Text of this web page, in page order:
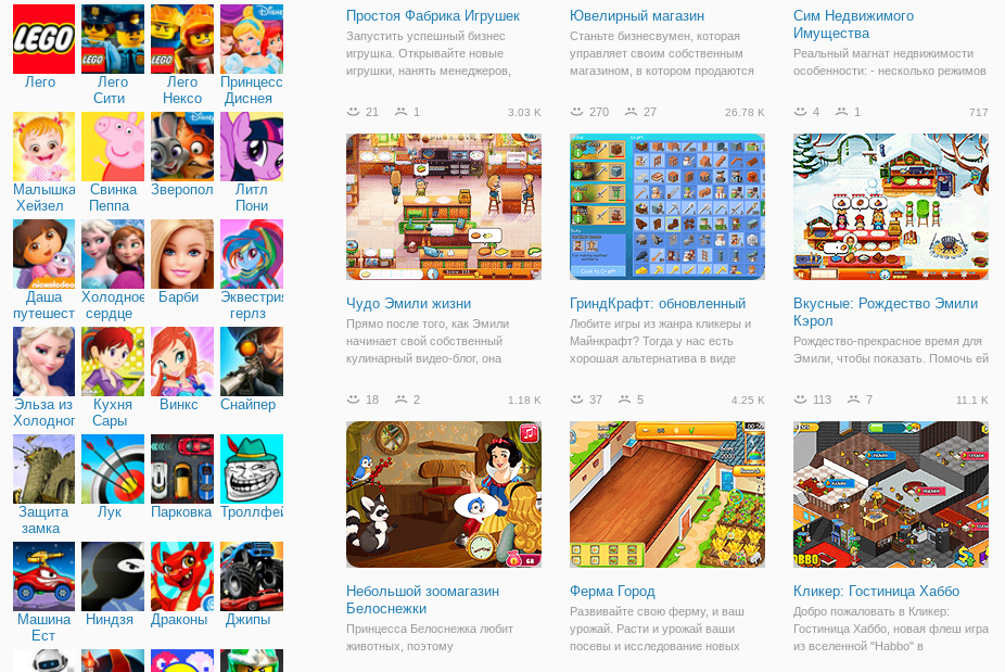
Лего
Лего
Сити
Лего
Нексо
Найтс
Принцессы
Диснея
Малышка
Хейзел
Свинка
Пеппа
Зверополис
Литл
Пони
Дружба
Даша
путешественница
Холодное
сердце
Барби
Эквестрия
герлз
Эльза из
Холодного
сердца
Кухня
Сары
Винкс Снайпер
Защита
замка
Лук Парковка Троллфейс
Машина
Ест
Машину
Ниндзя Драконы Джипы
Простоя Фабрика Игрушек
Запустить успешный бизнес
игрушка. Открывайте новые
игрушки, нанять менеджеров,
престиж. Когда у вас достаточно
собственный курорт. Начните
новые виды
Ювелирный магазин
Станьте бизнесвумен, которая
управляет своим собственным
магазином, в котором продаются
Золото, белое золото, серебряные
драгоценности-вот что предлагает
ваш магазин.
Сим Недвижимого
Имущества
Реальный магнат недвижимости
особенности: - несколько режимов
продать недвижимость как можно
зданий и продать их, чтобы
сделать много прибыли. Держите
глаза на
21 1 3.03 K
Чудо Эмили жизни
Прямо после того, как Эмили
начинает свой собственный
кулинарный видео-блог, она
новости потепление... она ждет
Эмили собирается объединить
все, что происходит
270 27 26.78 K
ГриндКрафт: обновленный
Любите игры из жанра кликеры и
Майнкрафт? Тогда у нас есть
хорошая альтернатива в виде
обновленный". Это кликер онлайн,
свободного мира Майнкрафт. На
игровом поле вы
4 1 717
Вкусные: Рождество Эмили
Кэрол
Рождество-прекрасное время для
Эмили, чтобы показать. Помочь ей
обслуживания. Готовы ли вы
вашем месте? Это Рождество и
вы должны убедиться, что люди
получают
18 2 1.18 K
Небольшой зоомагазин
Белоснежки
Принцесса Белоснежка любит
животных, поэтому
37 5 4.25 K
Ферма Город
Развивайте свою ферму, и ваш
урожай. Расти и урожай ваши
посевы и исследование новых
113 7 11.1 K
Кликер: Гостиница Хаббо
Добро пожаловать в Кликер:
Гостиница Хаббо, новая флеш игра
из вселенной "Habbo" в